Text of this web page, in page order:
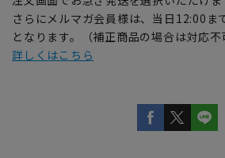
さらにメルマガ会員様は、当日12:00ま
となります。（補正商品の場合は対応不
詳しくはこちら